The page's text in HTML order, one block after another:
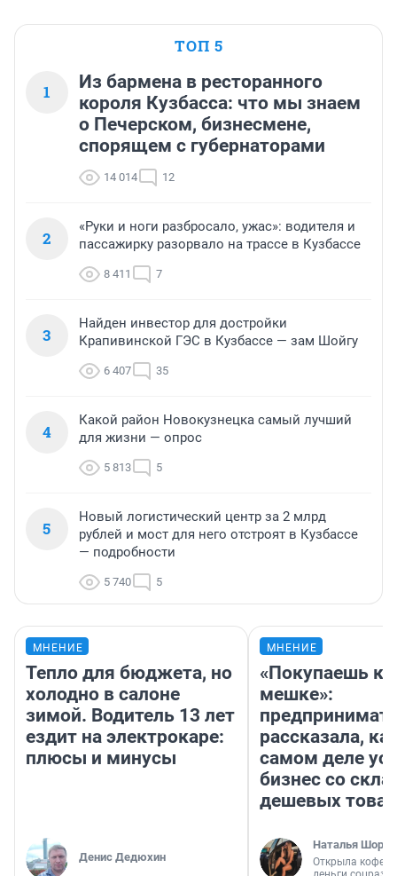
ТОП 5
1
Из бармена в ресторанного
короля Кузбасса: что мы знаем
о Печерском, бизнесмене,
спорящем с губернаторами
14 014 12
2
«Руки и ноги разбросало, ужас»: водителя и
пассажирку разорвало на трассе в Кузбассе
8 411 7
3
Найден инвестор для достройки
Крапивинской ГЭС в Кузбассе — зам Шойгу
6 407 35
4
Какой район Новокузнецка самый лучший
для жизни — опрос
5 813 5
5
Новый логистический центр за 2 млрд
рублей и мост для него отстроят в Кузбассе
— подробности
5 740 5
МНЕНИЕ
Тепло для бюджета, но
холодно в салоне
зимой. Водитель 13 лет
ездит на электрокаре:
плюсы и минусы
Денис Дедюхин
МНЕНИЕ
«Покупаешь
мешке»:
рассказала,
самом деле
бизнес со
дешевых
Наталья
Открыла